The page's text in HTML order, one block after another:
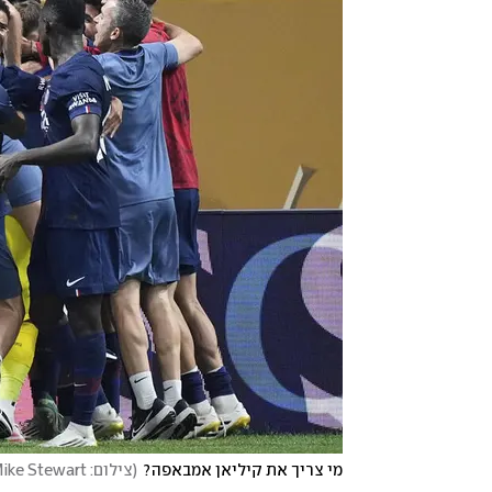
מי צריך את קיליאן אמבאפה? (צילום: AP Photo/Mike Stewart